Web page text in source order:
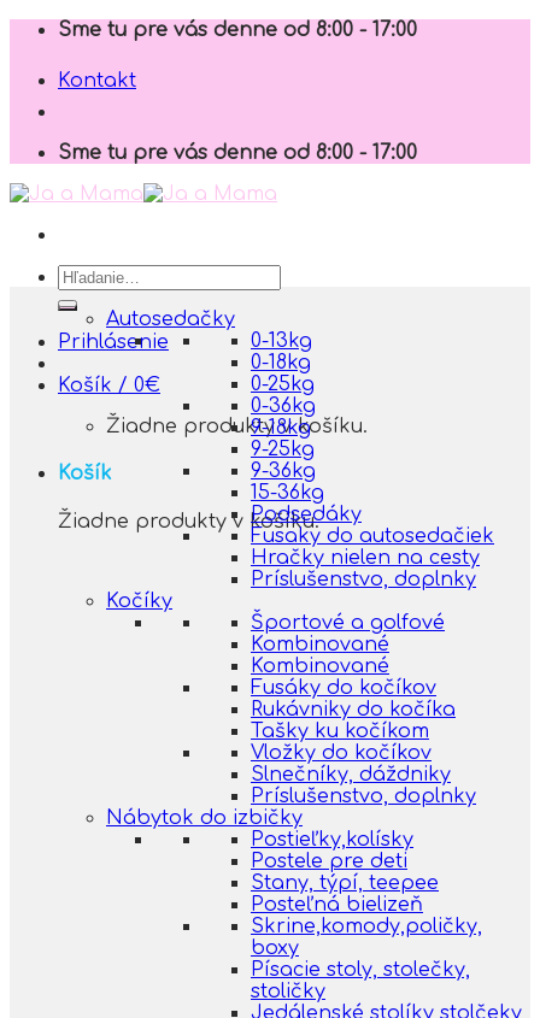
Skip
content
Sme tu pre vás denne od 8:00 - 17:00
Kontakt
Sme tu pre vás denne od 8:00 - 17:00
Hľadať:
Prihlásenie
Košík / 0€
Žiadne produkty v košíku.
Košík
Žiadne produkty v košíku.
Autosedačky
0-13kg
0-18kg
0-25kg
0-36kg
9-18kg
9-25kg
9-36kg
15-36kg
Podsedáky
Fusaky do autosedačiek
Hračky nielen na cesty
Príslušenstvo, doplnky
Kočíky
Športové a golfové
Kombinované
Kombinované
Fusáky do kočíkov
Rukávniky do kočíka
Tašky ku kočíkom
Vložky do kočíkov
Slnečníky, dáždniky
Príslušenstvo, doplnky
Nábytok do izbičky
Postieľky,kolísky
Postele pre deti
Stany, týpí, teepee
Posteľná bielizeň
Skrine,komody,poličky,
boxy
Písacie stoly, stolečky,
stoličky
Jedálenské stolíky stolčeky